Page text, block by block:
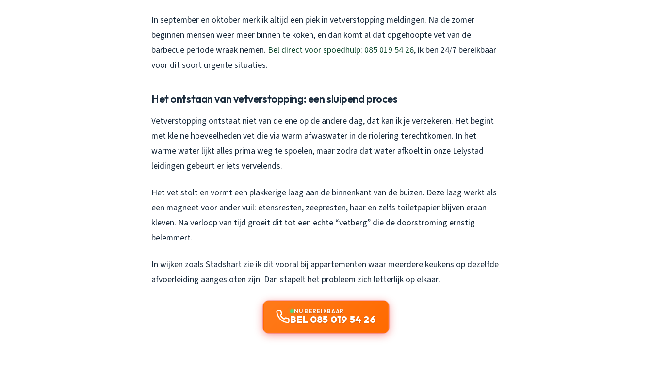
In september en oktober merk ik altijd een piek in vetverstopping meldingen. Na de zomer
beginnen mensen weer meer binnen te koken, en dan komt al dat opgehoopte vet van de
barbecue periode wraak nemen. Bel direct voor spoedhulp: 085 019 54 26, ik ben 24/7 bereikbaar
voor dit soort urgente situaties.
Het ontstaan van vetverstopping: een sluipend proces
Vetverstopping ontstaat niet van de ene op de andere dag, dat kan ik je verzekeren. Het begint
met kleine hoeveelheden vet die via warm afwaswater in de riolering terechtkomen. In het
warme water lijkt alles prima weg te spoelen, maar zodra dat water afkoelt in onze Lelystad
leidingen gebeurt er iets vervelends.
Het vet stolt en vormt een plakkerige laag aan de binnenkant van de buizen. Deze laag werkt als
een magneet voor ander vuil: etensresten, zeepresten, haar en zelfs toiletpapier blijven eraan
kleven. Na verloop van tijd groeit dit tot een echte “vetberg” die de doorstroming ernstig
belemmert.
In wijken zoals Stadshart zie ik dit vooral bij appartementen waar meerdere keukens op dezelfde
afvoerleiding aangesloten zijn. Dan stapelt het probleem zich letterlijk op elkaar.
NU BEREIKBAAR
BEL 085 019 54 26